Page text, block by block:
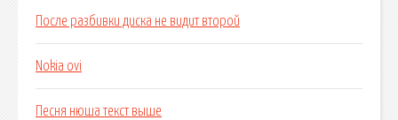
После разбивки диска не видит второй
Nokia ovi
Песня нюша текст выше